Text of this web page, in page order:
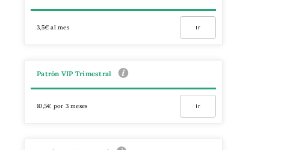
3,5€ al mes Ir
Patrón VIP Trimestral
10,5€ por 3 meses Ir